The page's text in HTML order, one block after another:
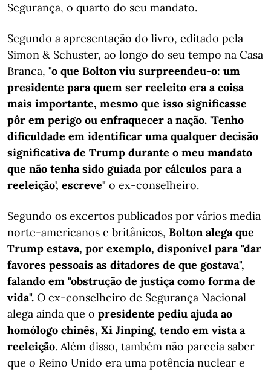
Segurança, o quarto do seu mandato.
Segundo a apresentação do livro, editado pela
Simon & Schuster, ao longo do seu tempo na Casa
Branca, "o que Bolton viu surpreendeu-o: um
presidente para quem ser reeleito era a coisa
mais importante, mesmo que isso significasse
pôr em perigo ou enfraquecer a nação. 'Tenho
dificuldade em identificar uma qualquer decisão
significativa de Trump durante o meu mandato
que não tenha sido guiada por cálculos para a
reeleição', escreve" o ex-conselheiro.
Segundo os excertos publicados por vários media
norte-americanos e britânicos, Bolton alega que
Trump estava, por exemplo, disponível para "dar
favores pessoais as ditadores de que gostava",
falando em "obstrução de justiça como forma de
vida". O ex-conselheiro de Segurança Nacional
alega ainda que o presidente pediu ajuda ao
homólogo chinês, Xi Jinping, tendo em vista a
reeleição. Além disso, também não parecia saber
que o Reino Unido era uma potência nuclear e